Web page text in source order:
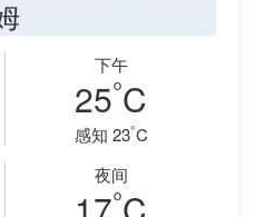
下午
25°C
感知 23°C
夜间
°